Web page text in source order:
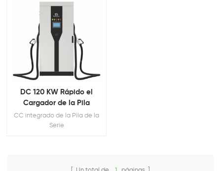
DC 120 KW Rápido el
Cargador de la Pila
CC integrado de la Pila de la
Serie